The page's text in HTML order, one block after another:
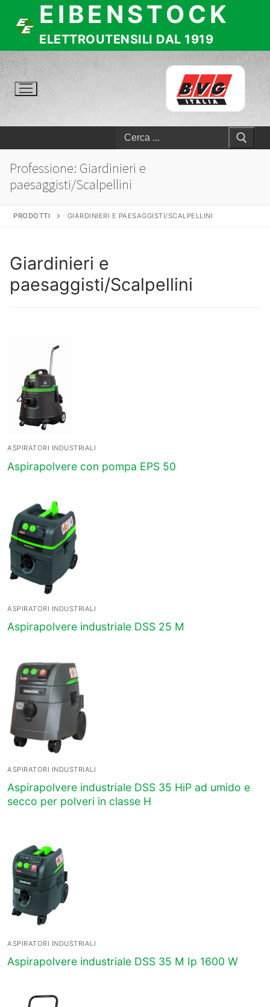
contenuto
EIBENSTOCK
ELETTROUTENSILI DAL 1919
Cerca:
Professione: Giardinieri e
paesaggisti/Scalpellini
PRODOTTI GIARDINIERI E PAESAGGISTI/SCALPELLINI
Giardinieri e
paesaggisti/Scalpellini
ASPIRATORI INDUSTRIALI
Aspirapolvere con pompa EPS 50
ASPIRATORI INDUSTRIALI
Aspirapolvere industriale DSS 25 M
ASPIRATORI INDUSTRIALI
Aspirapolvere industriale DSS 35 HiP ad umido e
secco per polveri in classe H
ASPIRATORI INDUSTRIALI
Aspirapolvere industriale DSS 35 M Ip 1600 W